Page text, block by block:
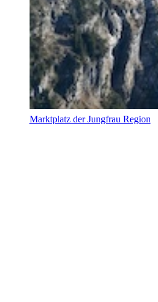
Marktplatz der Jungfrau Region